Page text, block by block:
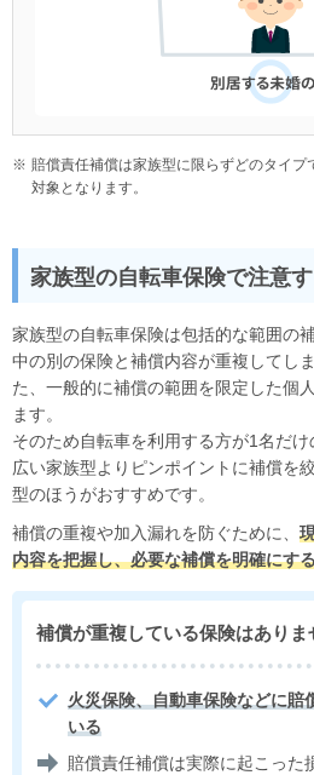
賠償責任補償は家族型に限らずどのタイ
対象となります。
家族型の自転車保険で注意
家族型の自転車保険は包括的な範囲の
中の別の保険と補償内容が重複してし
た、一般的に補償の範囲を限定した個
ます。
そのため自転車を利用する方が1名だ
広い家族型よりピンポイントに補償を
型のほうがおすすめです。
補償の重複や加入漏れを防ぐために、
内容を把握し、必要な補償を明確にす
補償が重複している保険はありま
火災保険、自動車保険などに賠
いる
賠償責任補償は実際に起こった